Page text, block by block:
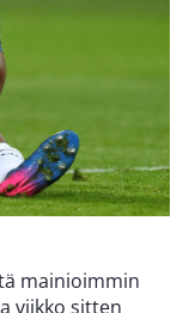
mainioimmin
viikko sitten